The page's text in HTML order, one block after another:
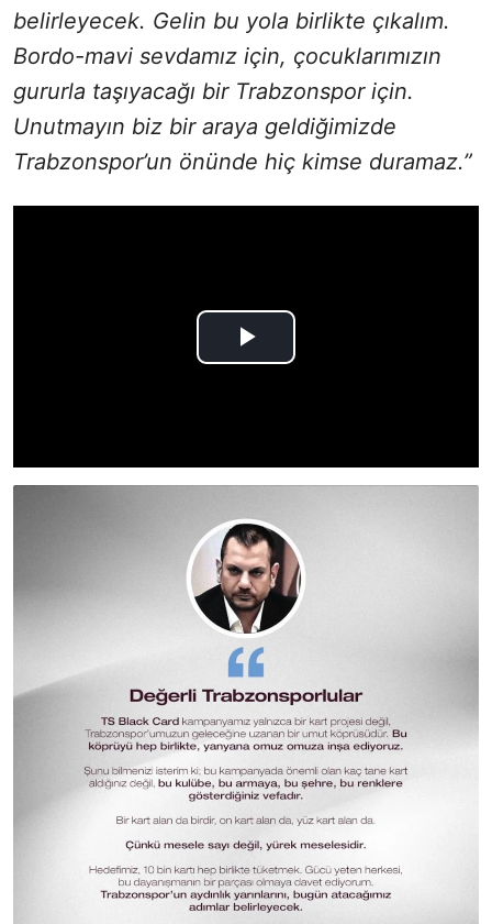
belirleyecek. Gelin bu yola birlikte çıkalım.
Bordo-mavi sevdamız için, çocuklarımızın
gururla taşıyacağı bir Trabzonspor için.
Unutmayın biz bir araya geldiğimizde
Trabzonspor’un önünde hiç kimse duramaz.”